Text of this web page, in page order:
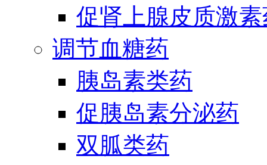
促肾上腺皮质激
调节血糖药
胰岛素类药
促胰岛素分泌药
双胍类药